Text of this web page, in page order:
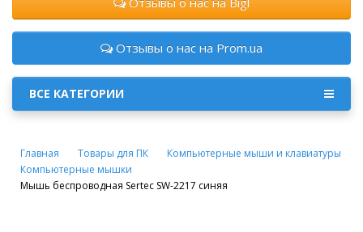
Отзывы о нас на Prom.ua
ВСЕ КАТЕГОРИИ
Главная Товары для ПК
Компьютерные мыши и клавиатуры
Компьютерные мышки
Мышь беспроводная Sertec SW-2217 синяя